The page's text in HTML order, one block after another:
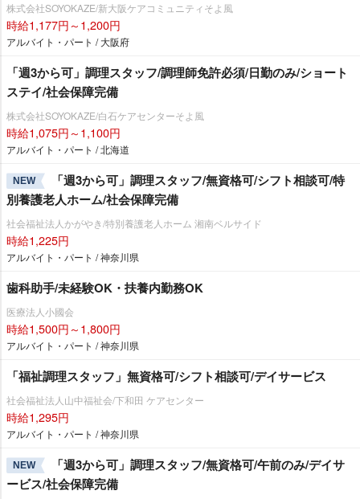
株式会社SOYOKAZE/新大阪ケアコミュニティそよ風
時給1,177円～1,200円
アルバイト・パート / 大阪府
「週3から可」調理スタッフ/調理師免許必須/日勤のみ/ショート
ステイ/社会保障完備
株式会社SOYOKAZE/白石ケアセンターそよ風
時給1,075円～1,100円
アルバイト・パート / 北海道
NEW
「週3から可」調理スタッフ/無資格可/シフト相談可/特
別養護老人ホーム/社会保障完備
社会福祉法人かがやき/特別養護老人ホーム 湘南ベルサイド
時給1,225円
アルバイト・パート / 神奈川県
歯科助手/未経験OK・扶養内勤務OK
医療法人小國会
時給1,500円～1,800円
アルバイト・パート / 神奈川県
「福祉調理スタッフ」無資格可/シフト相談可/デイサービス
社会福祉法人山中福祉会/下和田 ケアセンター
時給1,295円
アルバイト・パート / 神奈川県
NEW
「週3から可」調理スタッフ/無資格可/午前のみ/デイサ
ービス/社会保障完備